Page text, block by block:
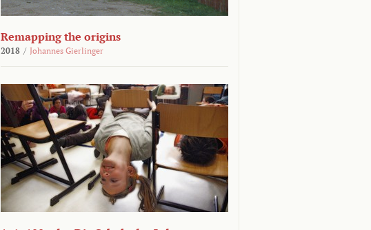
Remapping the origins
2018 / Johannes Gierlinger